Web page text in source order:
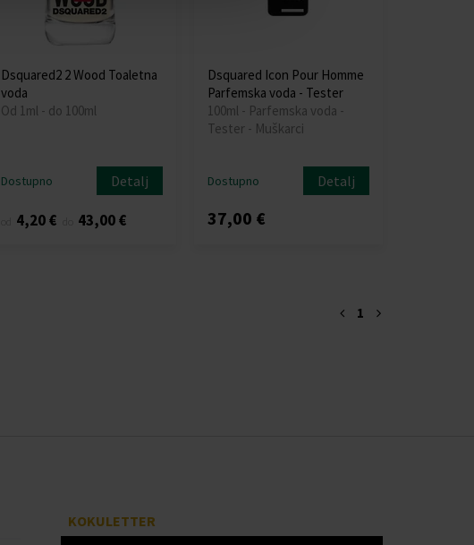
Dsquared2 2 Wood Toaletna
voda
Od 1ml - do 100ml
Dostupno Detalj
4,20 € 43,00 €
Dsquared Icon Pour Homme
Parfemska voda - Tester
100ml - Parfemska voda -
Tester - Muškarci
Dostupno Detalj
37,00 €
1
KOKULETTER